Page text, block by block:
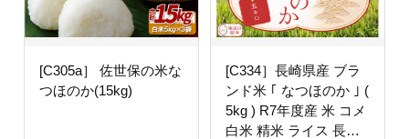
[C305a］ 佐世保の米な
つほのか(15kg)
[C334］長崎県産 ブラ
ンド米 ｢ なつほのか ｣ (
5kg ) R7年度産 米 コメ
白米 精米 ライス 長崎